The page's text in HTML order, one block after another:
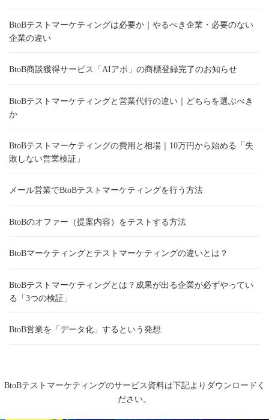
BtoBテストマーケティングは必要か｜やるべき企業・必要のない
企業の違い
BtoB商談獲得サービス「AIアポ」の商標登録完了のお知らせ
BtoBテストマーケティングと営業代行の違い｜どちらを選ぶべき
か
BtoBテストマーケティングの費用と相場｜10万円から始める「失
敗しない営業検証」
メール営業でBtoBテストマーケティングを行う方法
BtoBのオファー（提案内容）をテストする方法
BtoBマーケティングとテストマーケティングの違いとは？
BtoBテストマーケティングとは？成果が出る企業が必ずやってい
る「3つの検証」
BtoB営業を「データ化」するという発想
BtoBテストマーケティングのサービス資料は下記よりダウンロードく
ださい。